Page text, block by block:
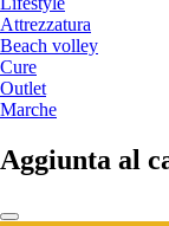
Attrezzatura
Beach volley
Cure
Outlet
Marche
Aggiunta al